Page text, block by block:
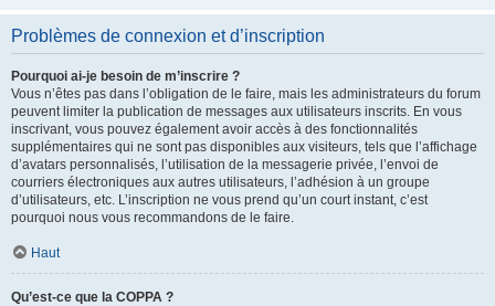
Problèmes de connexion et d’inscription
Pourquoi ai-je besoin de m’inscrire ?
Vous n’êtes pas dans l’obligation de le faire, mais les administrateurs du forum
peuvent limiter la publication de messages aux utilisateurs inscrits. En vous
inscrivant, vous pouvez également avoir accès à des fonctionnalités
supplémentaires qui ne sont pas disponibles aux visiteurs, tels que l’affichage
d’avatars personnalisés, l’utilisation de la messagerie privée, l’envoi de
courriers électroniques aux autres utilisateurs, l’adhésion à un groupe
d’utilisateurs, etc. L’inscription ne vous prend qu’un court instant, c’est
pourquoi nous vous recommandons de le faire.
Haut
Qu’est-ce que la COPPA ?